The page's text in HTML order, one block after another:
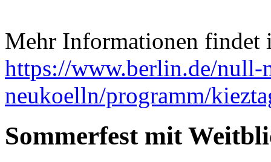
Mehr Informationen findet
https://www.berlin.de/null-
neukoelln/programm/
Sommerfest mit